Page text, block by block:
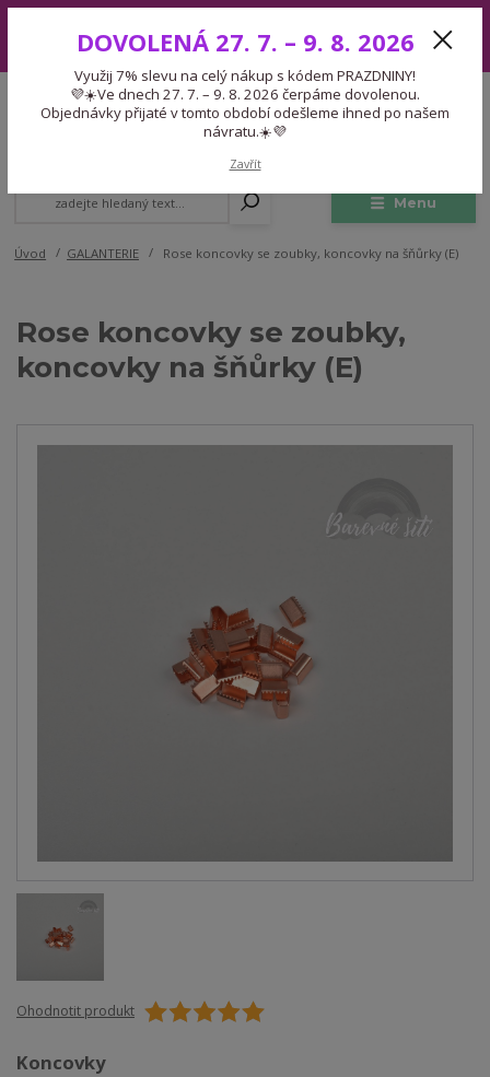
7. – 9. 8. 2026 čerpáme dovolenou. Objednávky přijaté v tomto období
odešleme ihned po našem návratu.☀️💜
Menu
CZK
Expedice 775 866 913
Po-Čt 9-15:30 Pá 9-14:30 Pauza 13-13:45
Úvod GALANTERIE Rose koncovky se zoubky, koncovky na šňůrky (E)
Rose koncovky se zoubky,
koncovky na šňůrky (E)
Ohodnotit produkt
Koncovky
DOVOLENÁ 27. 7. – 9. 8. 2026
Využij 7% slevu na celý nákup s kódem PRAZDNINY!
💜☀️Ve dnech 27. 7. – 9. 8. 2026 čerpáme dovolenou.
Objednávky přijaté v tomto období odešleme ihned po našem
návratu.☀️💜
Zavřít